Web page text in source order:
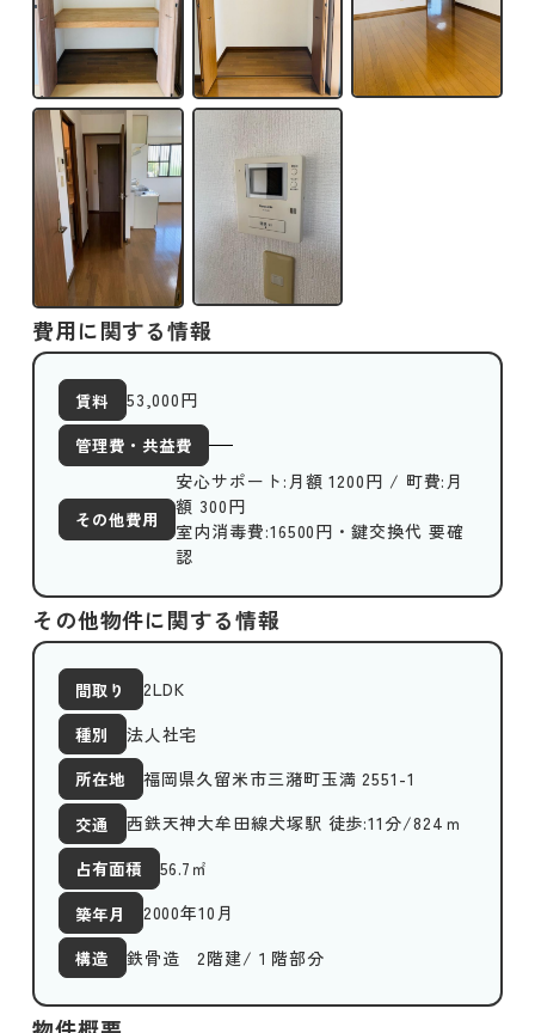
費用に関する情報
賃料 53,000円
管理費・共益費
その他費用
安心サポート:月額 1200円 / 町費:月
額 300円
室内消毒費:16500円・鍵交換代 要確
認
その他物件に関する情報
間取り
2LDK
種別
法人社宅
所在地
福岡県久留米市三潴町玉満 2551-1
交通
西鉄天神大牟田線犬塚駅 徒歩:11分/824ｍ
占有面積
56.7 ㎡
築年月
2000年10月
構造
鉄骨造 2階建/１階部分